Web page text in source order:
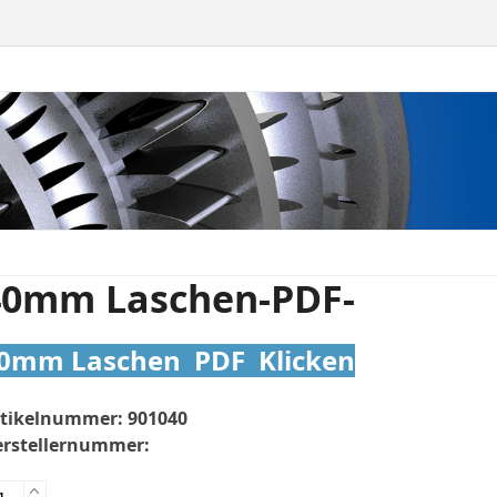
Laschen-PDF-
Laschen PDF Klicken
901040